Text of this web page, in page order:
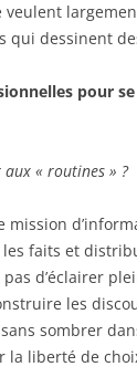
veulent
qui dessinent
pour
aux « routines » ?
mission
faits et
d’éclairer
les
sombrer
la liberté de